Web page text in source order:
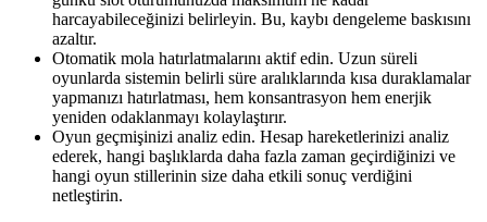
harcayabileceğinizi belirleyin. Bu, kaybı dengeleme baskısını
azaltır.
Otomatik mola hatırlatmalarını aktif edin. Uzun süreli
oyunlarda sistemin belirli süre aralıklarında kısa duraklamalar
yapmanızı hatırlatması, hem konsantrasyon hem enerjik
yeniden odaklanmayı kolaylaştırır.
Oyun geçmişinizi analiz edin. Hesap hareketlerinizi analiz
ederek, hangi başlıklarda daha fazla zaman geçirdiğinizi ve
hangi oyun stillerinin size daha etkili sonuç verdiğini
netleştirin.